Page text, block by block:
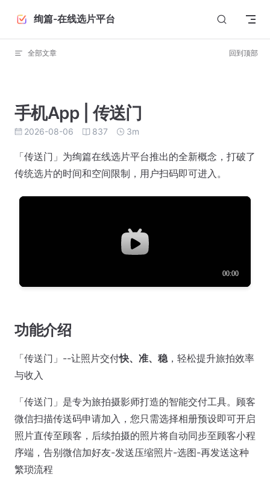
Skip to content
绚篇-在线选片平台
全部文章 回到顶部
手机App | 传送门
2026-08-06 837 3m
「传送门」为绚篇在线选片平台推出的全新概念，打破了
传统选片的时间和空间限制，用户扫码即可进入。
功能介绍
「传送门」--让照片交付快、准、稳，轻松提升旅拍效率
与收入
「传送门」是专为旅拍摄影师打造的智能交付工具。顾客
微信扫描传送码申请加入，您只需选择相册预设即可开启
照片直传至顾客，后续拍摄的照片将自动同步至顾客小程
序端，告别微信加好友-发送压缩照片-选图-再发送这种
繁琐流程